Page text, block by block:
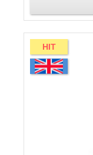
HIT